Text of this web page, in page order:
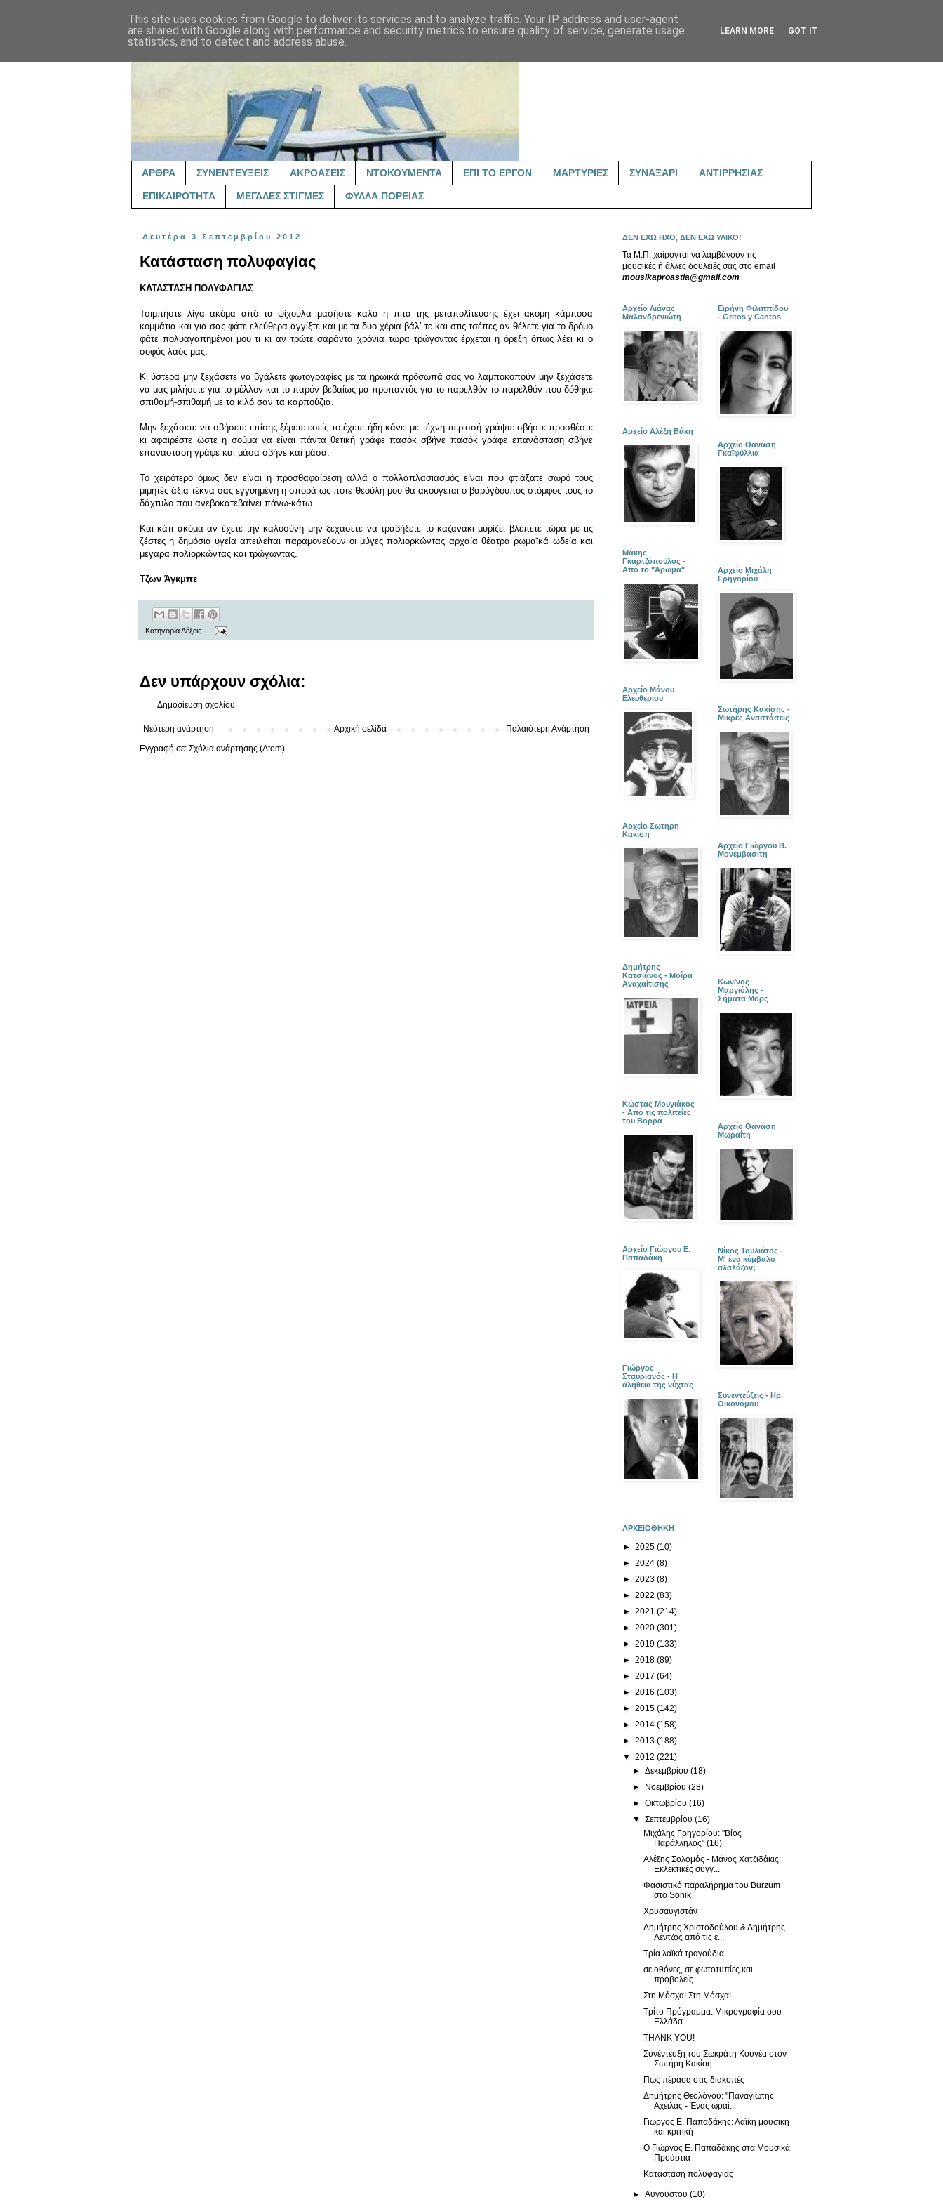
ΑΡΘΡΑ ΣΥΝΕΝΤΕΥΞΕΙΣ ΑΚΡΟΑΣΕΙΣ ΝΤΟΚΟΥΜΕΝΤΑ ΕΠΙ ΤΟ ΕΡΓΟΝ ΜΑΡΤΥΡΙΕΣ ΣΥΝΑΞΑΡΙ ΑΝΤΙΡΡΗΣΙΑΣ
ΕΠΙΚΑΙΡΟΤΗΤΑ ΜΕΓΑΛΕΣ ΣΤΙΓΜΕΣ ΦΥΛΛΑ ΠΟΡΕΙΑΣ
Δευτέρα 3 Σεπτεμβρίου 2012
Κατάσταση πολυφαγίας
ΚΑΤΑΣΤΑΣΗ ΠΟΛΥΦΑΓΙΑΣ
Τσιμπήστε λίγα ακόμα από τα ψίχουλα μασήστε καλά η πίτα της μεταπολίτευσης έχει ακόμη κάμποσα
κομμάτια και για σας φάτε ελεύθερα αγγίξτε και με τα δυο χέρια βάλ’ τε και στις τσέπες αν θέλετε για το δρόμο
φάτε πολυαγαπημένοι μου τι κι αν τρώτε σαράντα χρόνια τώρα τρώγοντας έρχεται η όρεξη όπως λέει κι ο
σοφός λαός μας.
Κι ύστερα μην ξεχάσετε να βγάλετε φωτογραφίες με τα ηρωικά πρόσωπά σας να λαμποκοπούν μην ξεχάσετε
να μας μιλήσετε για το μέλλον και το παρόν βεβαίως μα προπαντός για το παρελθόν το παρελθόν που δόθηκε
σπιθαμή-σπιθαμή με το κιλό σαν τα καρπούζια.
Μην ξεχάσετε να σβήσετε επίσης ξέρετε εσείς το έχετε ήδη κάνει με τέχνη περισσή γράψτε-σβήστε προσθέστε
κι αφαιρέστε ώστε η σούμα να είναι πάντα θετική γράφε πασόκ σβήνε πασόκ γράφε επανάσταση σβήνε
επανάσταση γράφε και μάσα σβήνε και μάσα.
Το χειρότερο όμως δεν είναι η προσθαφαίρεση αλλά ο πολλαπλασιασμός είναι που φτιάξατε σωρό τους
μιμητές άξια τέκνα σας εγγυημένη η σπορά ως πότε θεούλη μου θα ακούγεται ο βαρύγδουπος στόμφος τους το
δάχτυλο που ανεβοκατεβαίνει πάνω-κάτω.
Και κάτι ακόμα αν έχετε την καλοσύνη μην ξεχάσετε να τραβήξετε το καζανάκι μυρίζει βλέπετε τώρα με τις
ζέστες η δημόσια υγεία απειλείται παραμονεύουν οι μύγες πολιορκώντας αρχαία θέατρα ρωμαϊκά ωδεία και
μέγαρα πολιορκώντας και τρώγωντας.
Τζων Άγκμπε
ΚατηγορίαΛέξεις
Δεν υπάρχουν σχόλια:
Δημοσίευση σχολίου
Νεότερη ανάρτηση Παλαιότερη Ανάρτηση
Αρχική σελίδα
Εγγραφή σε: Σχόλια ανάρτησης (Atom)
ΔΕΝ ΕΧΩ ΗΧΟ, ΔΕΝ ΕΧΩ ΥΛΙΚΟ!
Τα Μ.Π. χαίρονται να λαμβάνουν τις
μουσικές ή άλλες δουλειές σας στο email
mousikaproastia@gmail.com
Αρχείο Λιάνας
Μαλανδρενιώτη
Αρχείο Αλέξη Βάκη
Μάκης
Γκαρτζόπουλος -
Από το "Άρωμα"
Αρχείο Μάνου
Ελευθερίου
Αρχείο Σωτήρη
Κακίση
Δημήτρης
Κατσιάνος - Μοίρα
Αναχαίτισης
Κώστας Μουγιάκος
- Από τις πολιτείες
του Βορρά
Αρχείο Γιώργου Ε.
Παπαδάκη
Γιώργος
Σταυριανός - Η
αλήθεια της νύχτας
Ειρήνη Φιλιππίδου
- Gritos y Cantos
Αρχείο Θανάση
Γκαϊφύλλια
Αρχείο Μιχάλη
Γρηγορίου
Σωτήρης Κακίσης -
Μικρές Αναστάσεις
Αρχείο Γιώργου Β.
Μονεμβασίτη
Κων/νος
Μαργιόλης -
Σήματα Μορς
Αρχείο Θανάση
Μωραΐτη
Νίκος Τουλιάτος -
Μ' ένα κύμβαλο
αλαλάζον;
Συνεντεύξεις - Ηρ.
Οικονόμου
ΑΡΧΕΙΟΘΗΚΗ
► 2025 (10)
► 2024 (8)
► 2023 (8)
► 2022 (83)
► 2021 (214)
► 2020 (301)
► 2019 (133)
► 2018 (89)
► 2017 (64)
► 2016 (103)
► 2015 (142)
► 2014 (158)
► 2013 (188)
▼ 2012 (221)
►Δεκεμβρίου(18)
► Νοεμβρίου(28)
►Οκτωβρίου(16)
▼Σεπτεμβρίου(16)
Μιχάλης Γρηγορίου: "Βίος
Παράλληλος" (16)
Αλέξης Σολομός - Μάνος Χατζιδάκις:
Εκλεκτικές συγγ...
Φασιστικό παραλήρημα του Burzum
στο Sonik
Χρυσαυγιστάν
Δημήτρης Χριστοδούλου & Δημήτρης
Λέντζος από τις ε...
Τρία λαϊκά τραγούδια
σε οθόνες, σε φωτοτυπίες και
προβολείς
Στη Μόσχα! Στη Μόσχα!
Τρίτο Πρόγραμμα: Μικρογραφία σου
Ελλάδα
THANK YOU!
Συνέντευξη του Σωκράτη Κουγέα στον
Σωτήρη Κακίση
Πώς πέρασα στις διακοπές
Δημήτρης Θεολόγου: "Παναγιώτης
Αχειλάς - Ένας ωραί...
Γιώργος Ε. Παπαδάκης: Λαϊκή μουσική
και κριτική
Ο Γιώργος Ε. Παπαδάκης στα Μουσικά
Προάστια
Κατάσταση πολυφαγίας
►Αυγούστου(10)
This site uses cookies from Google to deliver its services and to analyze traffic. Your IP address and user-agent
are shared with Google along with performance and security metrics to ensure quality of service, generate usage
statistics, and to detect and address abuse.
LEARN MORE GOT IT